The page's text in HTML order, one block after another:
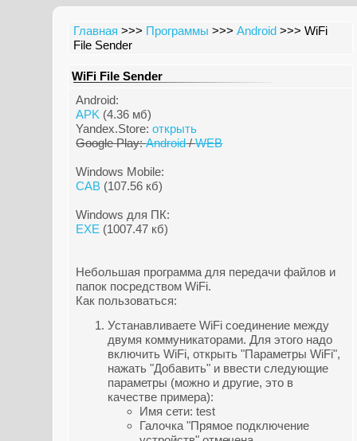
Главная >>> Программы >>>Android >>> WiFi
File Sender
WiFi File Sender
Android:
APK (4.36 мб)
Yandex.Store:открыть
Google Play:Android/WEB
Windows Mobile:
CAB (107.56 кб)
Windows для ПК:
EXE (1007.47 кб)
Небольшая программа для передачи файлов и
папок посредством WiFi.
Как пользоваться:
Устанавливаете WiFi соединение между
двумя коммуникаторами. Для этого надо
включить WiFi, открыть "Параметры WiFi",
нажать "Добавить" и ввести следующие
параметры (можно и другие, это в
качестве примера):
Имя сети: test
Галочка "Прямое подключение